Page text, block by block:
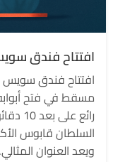
افتتاح فندق
افتتاح فندق
مسقط في فتح
السلطان قابوس
ويعد العنوان